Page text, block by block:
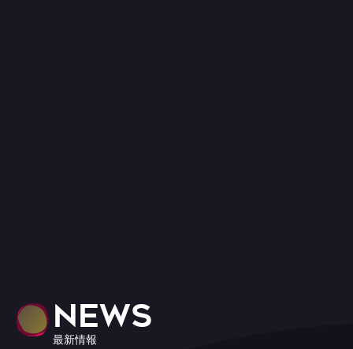
NEWS
最新情報